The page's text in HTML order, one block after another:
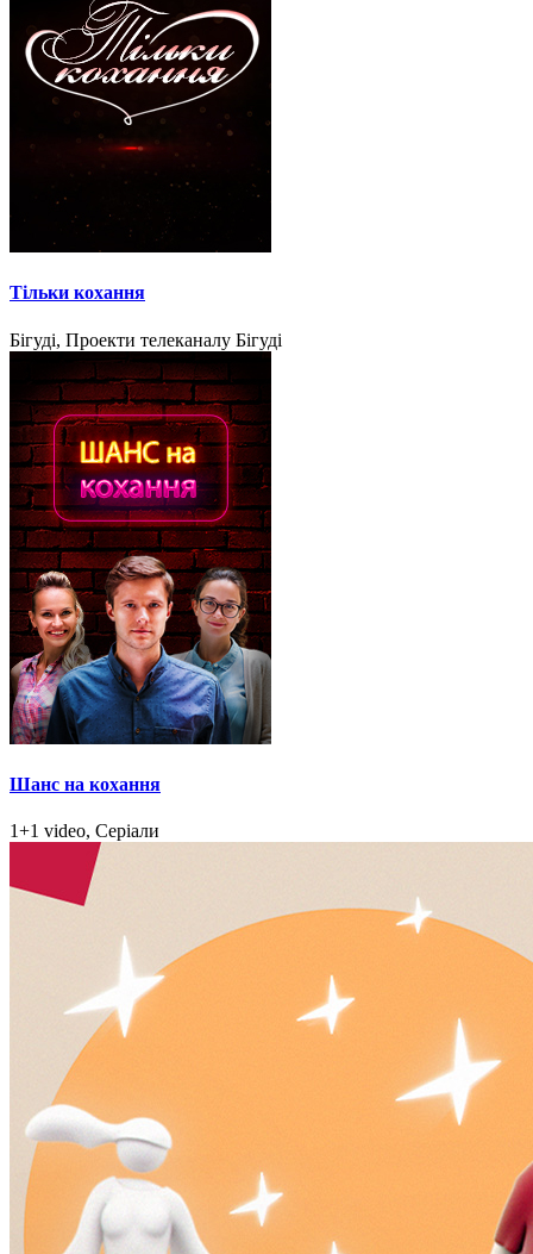
Тільки кохання
Бігуді, Проекти телеканалу Бігуді
Шанс на кохання
1+1 video, Серіали